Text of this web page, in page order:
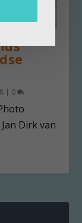
| 0
Dirk van